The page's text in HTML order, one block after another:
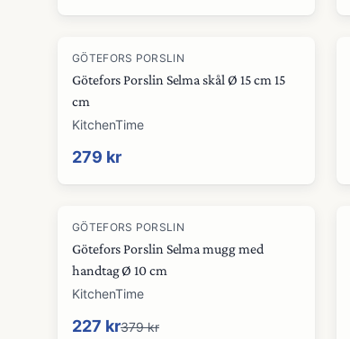
GÖTEFORS PORSLIN
Götefors Porslin Selma skål Ø 15 cm 15
cm
KitchenTime
279 kr
-40%
GÖTEFORS PORSLIN
Götefors Porslin Selma mugg med
handtag Ø 10 cm
KitchenTime
227 kr379 kr